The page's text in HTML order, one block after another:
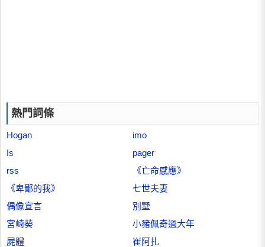
熱門詞條
Hogan
imo
Is
pager
rss
《亡命感應》
《卑鄙的我》
七世夫妻
偶像宣言
別墅
宮崎葵
小豬佩奇過大年
屍體
崔阿扎